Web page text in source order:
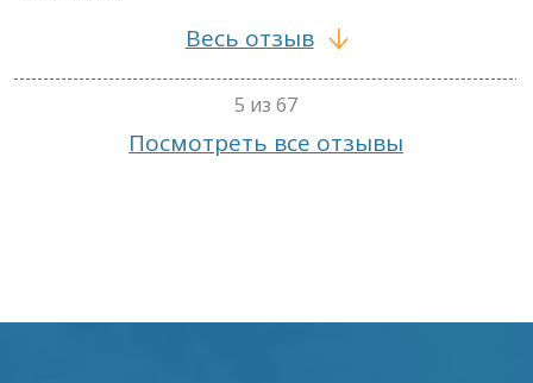
Весь отзыв
5 из 67
Посмотреть все отзывы